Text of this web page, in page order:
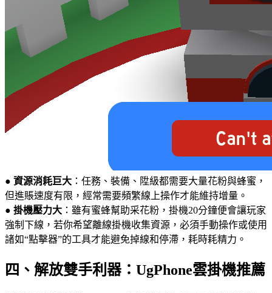
● 資源消耗巨大 ：任務、裝備、陞級都需要大量花粉與蜂蜜，
但進賬速度有限，經常需要頻繁線上操作才能維持增量。
● 掛機壓力大 ：雖有蜜蜂幫助采花粉，掛機20分鐘便會讓玩家
強制下線，若你希望離線掛機收集資源，必須手動操作或使用
諸如“點擊器”的工具才能避免掉線和停滯，耗時耗精力。
四、解放雙手利器：UgPhone雲掛機推薦